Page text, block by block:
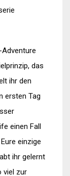
das
ihr den
ersten Tag
einen Fall
einzige
ihr gelernt
viel zur